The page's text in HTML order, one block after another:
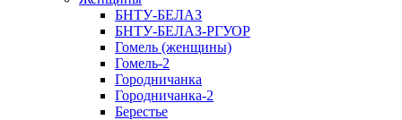
БНТУ-БЕЛАЗ
БНТУ-БЕЛАЗ-РГУОР
Гомель (женщины)
Гомель-2
Городничанка
Городничанка-2
Берестье